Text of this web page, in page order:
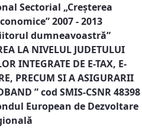
Sectorial „Creşterea
2007 - 2013
dumneavoastră”
LA NIVELUL JUDETULUI
INTEGRATE DE E-TAX, E-
PRECUM SI A ASIGURARII
” cod SMIS-CSNR 48398
European de Dezvoltare